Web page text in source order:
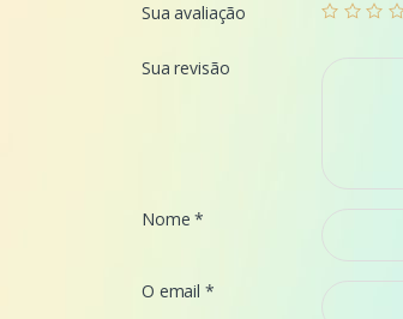
Sua avaliação
Sua revisão
Nome*
O email *